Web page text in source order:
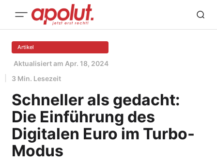
Artikel
Aktualisiert am Apr. 18, 2024
3 Min. Lesezeit
Schneller als gedacht:
Die Einführung des
Digitalen Euro im Turbo-
Modus